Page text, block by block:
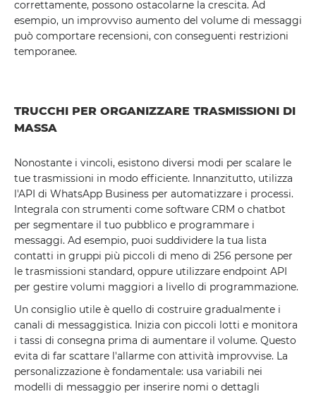
correttamente, possono ostacolarne la crescita. Ad
esempio, un improvviso aumento del volume di messaggi
può comportare recensioni, con conseguenti restrizioni
temporanee.
TRUCCHI PER ORGANIZZARE TRASMISSIONI DI
MASSA
Nonostante i vincoli, esistono diversi modi per scalare le
tue trasmissioni in modo efficiente. Innanzitutto, utilizza
l'API di WhatsApp Business per automatizzare i processi.
Integrala con strumenti come software CRM o chatbot
per segmentare il tuo pubblico e programmare i
messaggi. Ad esempio, puoi suddividere la tua lista
contatti in gruppi più piccoli di meno di 256 persone per
le trasmissioni standard, oppure utilizzare endpoint API
per gestire volumi maggiori a livello di programmazione.
Un consiglio utile è quello di costruire gradualmente i
canali di messaggistica. Inizia con piccoli lotti e monitora
i tassi di consegna prima di aumentare il volume. Questo
evita di far scattare l'allarme con attività improvvise. La
personalizzazione è fondamentale: usa variabili nei
modelli di messaggio per inserire nomi o dettagli